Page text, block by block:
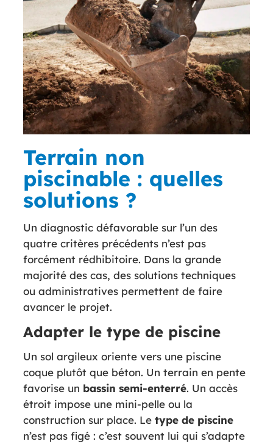
Terrain non
piscinable : quelles
solutions ?
Un diagnostic défavorable sur l’un des
quatre critères précédents n’est pas
forcément rédhibitoire. Dans la grande
majorité des cas, des solutions techniques
ou administratives permettent de faire
avancer le projet.
Adapter le type de piscine
Un sol argileux oriente vers une piscine
coque plutôt que béton. Un terrain en pente
favorise un bassin semi-enterré. Un accès
étroit impose une mini-pelle ou la
construction sur place. Le type de piscine
n’est pas figé : c’est souvent lui qui s’adapte